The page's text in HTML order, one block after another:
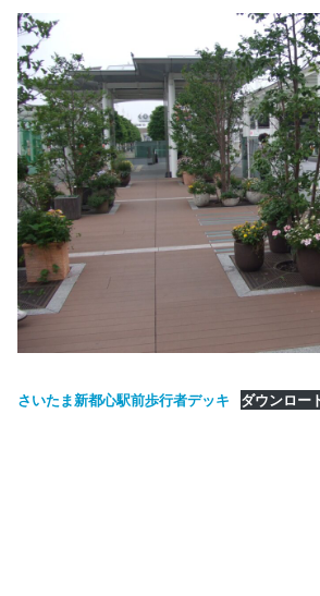
さいたま新都心駅前歩行者デッキ ダウンロー